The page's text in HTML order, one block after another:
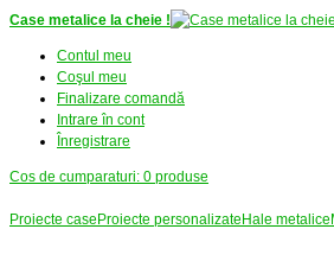
Case metalice la cheie !
Contul meu
Coşul meu
Finalizare comandă
Intrare în cont
Înregistrare
Cos de cumparaturi: 0 produse
Proiecte case Proiecte personalizate Hale metalice